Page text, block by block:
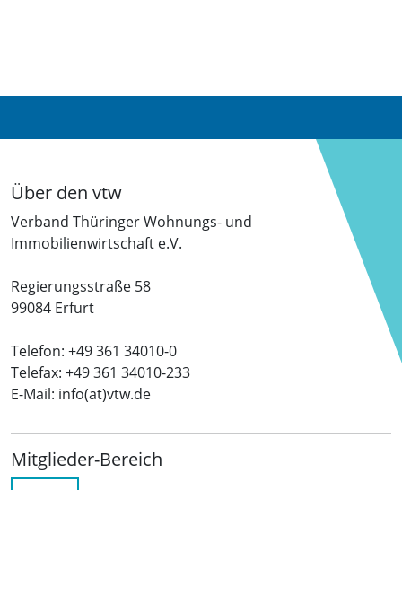
Über den vtw
Verband Thüringer Wohnungs- und
Immobilienwirtschaft e.V.
Regierungsstraße 58
99084 Erfurt
Telefon: +49 361 34010-0
Telefax: +49 361 34010-233
E-Mail: info(at)vtw.de
Mitglieder-Bereich